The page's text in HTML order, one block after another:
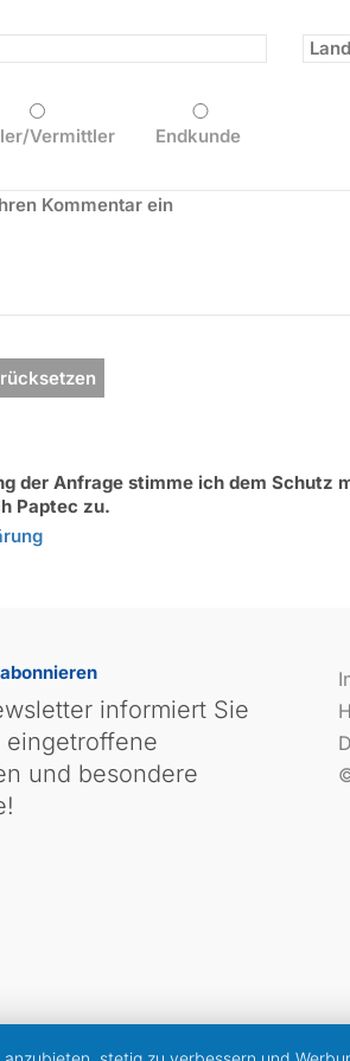
Vermittler
Endkunde
der Anfrage stimme ich dem Schutz
Paptec zu.
informiert Sie
eingetroffene
und besondere